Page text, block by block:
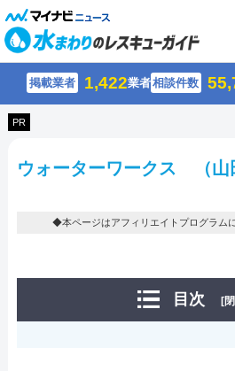
掲載業者 1,422業者相談件数
PR
ウォーターワークス （山
◆本ページはアフィリエイトプログラム
目次 [